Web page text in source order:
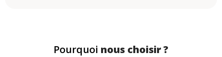
Pourquoi nous choisir ?